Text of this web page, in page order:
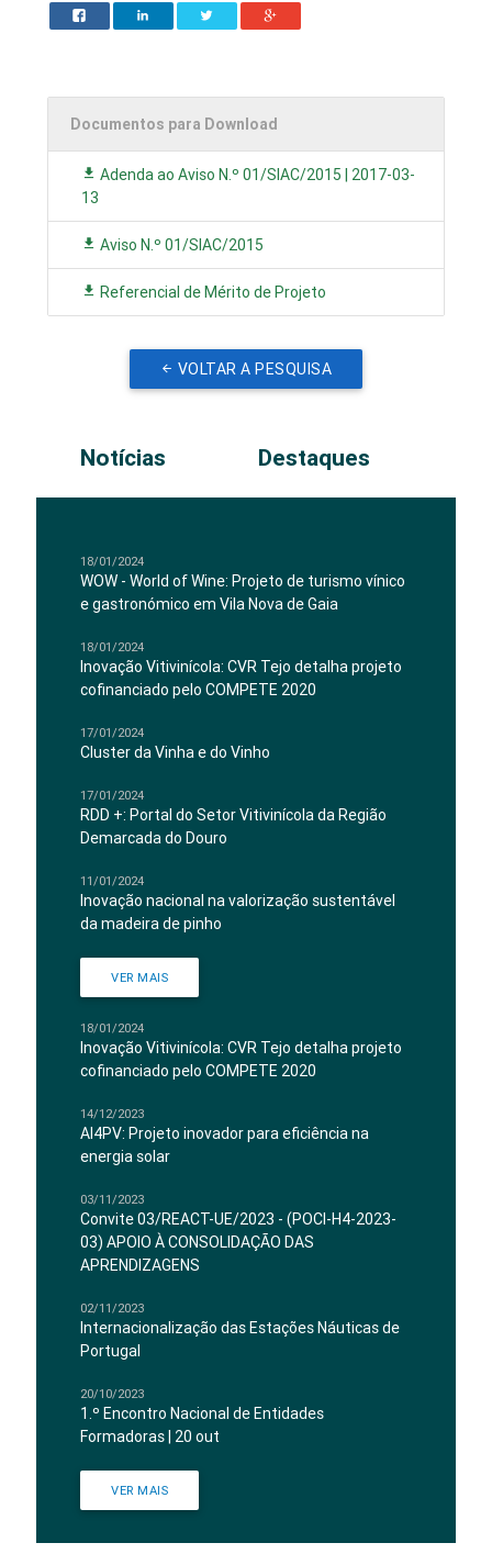
Documentos para Download
Adenda ao Aviso N.º 01/SIAC/2015 | 2017-03-
13
Aviso N.º 01/SIAC/2015
Referencial de Mérito de Projeto
VOLTAR A PESQUISA
Notícias Destaques
18/01/2024
WOW - World of Wine: Projeto de turismo vínico
e gastronómico em Vila Nova de Gaia
18/01/2024
Inovação Vitivinícola: CVR Tejo detalha projeto
cofinanciado pelo COMPETE 2020
17/01/2024
Cluster da Vinha e do Vinho
17/01/2024
RDD +: Portal do Setor Vitivinícola da Região
Demarcada do Douro
11/01/2024
Inovação nacional na valorização sustentável
da madeira de pinho
VER MAIS
18/01/2024
Inovação Vitivinícola: CVR Tejo detalha projeto
cofinanciado pelo COMPETE 2020
14/12/2023
AI4PV: Projeto inovador para eficiência na
energia solar
03/11/2023
Convite 03/REACT-UE/2023 - (POCI-H4-2023-
03) APOIO À CONSOLIDAÇÃO DAS
APRENDIZAGENS
02/11/2023
Internacionalização das Estações Náuticas de
Portugal
20/10/2023
1.º Encontro Nacional de Entidades
Formadoras | 20 out
VER MAIS